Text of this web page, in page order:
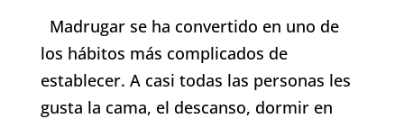
Madrugar se ha convertido en uno de
los hábitos más complicados de
establecer. A casi todas las personas les
gusta la cama, el descanso, dormir en